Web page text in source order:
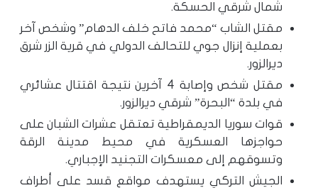
شمال شرقي الحسكة.
مقتل الشاب “محمد فاتح خلف الدهام” وشخص آخر
بعملية إنزال جوي للتحالف الدولي في قرية الزر شرق
ديرالزور.
مقتل شخص وإصابة 4 آخرين نتيجة اقتتال عشائري
في بلدة “البحرة” شرقي ديرالزور.
قوات سوريا الديمقراطية تعتقل عشرات الشبان على
حواجزها العسكرية في محيط مدينة الرقة
وتسوقهم إلى معسكرات التجنيد الإجباري.
الجيش التركي يستهدف مواقع قسد على أطراف